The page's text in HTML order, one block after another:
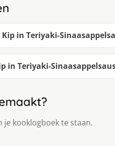
in Teriyaki-
in Teriyaki-
kooklogboek te staan.